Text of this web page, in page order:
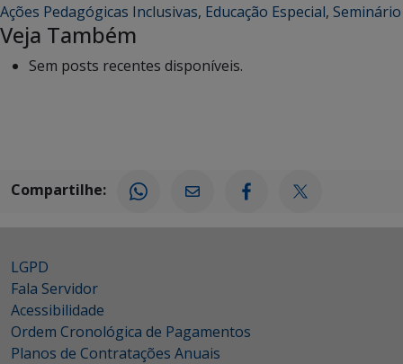
Ações Pedagógicas Inclusivas, Educação Especial, Seminário
Veja Também
Sem posts recentes disponíveis.
Compartilhe:
LGPD
Fala Servidor
Acessibilidade
Ordem Cronológica de Pagamentos
Planos de Contratações Anuais